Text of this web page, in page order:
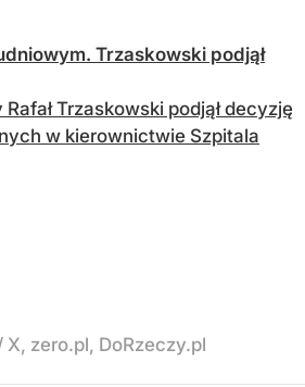
Trzaskowski podjął
Trzaskowski podjął decyzję
w kierownictwie Szpitala
X, zero.pl, DoRzeczy.pl